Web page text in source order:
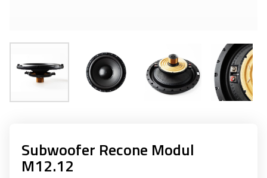
Subwoofer Recone Modul
M12.12